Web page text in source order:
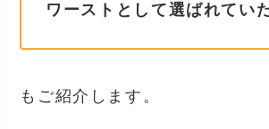
ワーストとして選ばれてい
もご紹介します。